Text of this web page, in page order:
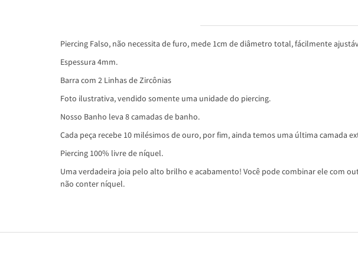
Piercing Falso, não necessita de furo, mede 1cm de diâmetro total, fácilmente
Espessura 4mm.
Barra com 2 Linhas de Zircônias
Foto ilustrativa, vendido somente uma unidade do piercing.
Nosso Banho leva 8 camadas de banho.
Cada peça recebe 10 milésimos de ouro, por fim, ainda temos uma última camada
Piercing 100% livre de níquel.
Uma verdadeira joia pelo alto brilho e acabamento! Você pode combinar ele com
não conter níquel.